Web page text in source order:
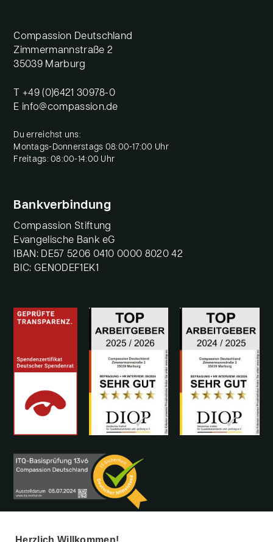
Compassion Deutschland
Zimmermannstraße 2
35039 Marburg
T +49 (0)6421 30978-0
E info@compassion.de
Du erreichst uns:
Montags-Donnerstags 08:00-17:00 Uhr
Freitags: 08:00-14:00 Uhr
Bankverbindung
Compassion Stiftung
Evangelische Bank eG
IBAN: DE57 5206 0410 0000 8020 42
BIC: GENODEF1EK1
Herzlich Willkommen!